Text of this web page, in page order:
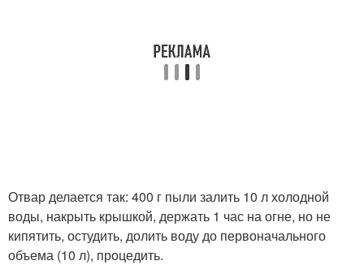
Отвар делается так: 400 г пыли залить 10 л холодной
воды, накрыть крышкой, держать 1 час на огне, но не
кипятить, остудить, долить воду до первоначального
объема (10 л), процедить.